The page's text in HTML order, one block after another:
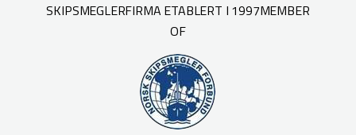
SKIPSMEGLERFIRMA ETABLERT I 1997MEMBER
OF